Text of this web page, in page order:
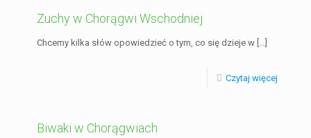
Zuchy w Chorągwi Wschodniej
Chcemy kilka słów opowiedzieć o tym, co się dzieje w […]
Czytaj więcej
Biwaki w Chorągwiach